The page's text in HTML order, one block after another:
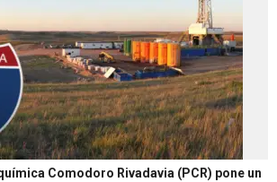
Comodoro Rivadavia (PCR) pone un